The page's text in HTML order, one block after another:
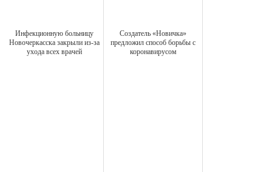
Инфекционную больницу
Новочеркасска закрыли из-за
ухода всех врачей
Создатель «Новичка»
предложил способ борьбы с
коронавирусом